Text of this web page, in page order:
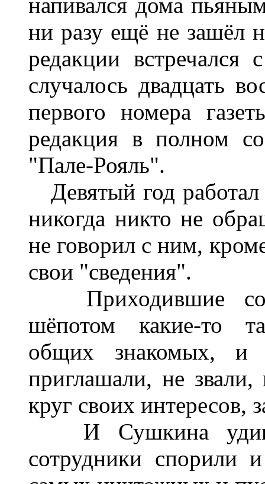
ни разу ещё не зашёл
редакции
случалось двадцать
первого номера
редакция в полном
"Пале-Рояль".
Девятый год
никогда никто не
не говорил с ним,
свои "сведения".
Приходившие
шёпотом какие-то
общих знакомых, и
приглашали, не
круг своих интересов,
И Сушкина
сотрудники спорили